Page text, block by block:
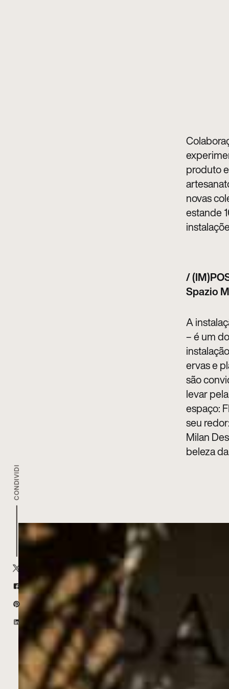
CONDIVIDI
produto
novas
estande
/
Spazio
A
– é um
ervas e
são
levar
espaço:
seu
Milan
beleza